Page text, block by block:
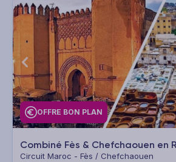
OFFRE BON PLAN
Combiné Fès & Chefchaouen en
Circuit Maroc - Fès / Chefchaouen